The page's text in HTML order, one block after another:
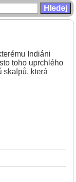
Indiáni
toho uprchlého
skalpů, která